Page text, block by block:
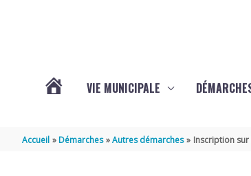
VIE MUNICIPALE
Accueil Démarches Autres démarches Inscription